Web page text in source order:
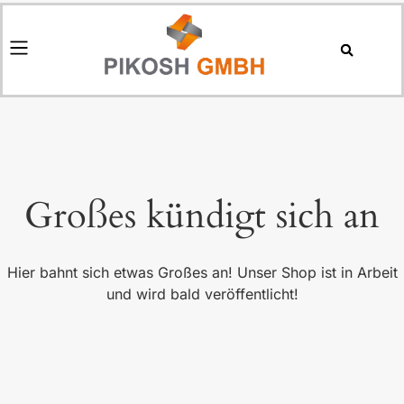
Großes kündigt sich an
Hier bahnt sich etwas Großes an! Unser Shop ist in Arbeit
und wird bald veröffentlicht!